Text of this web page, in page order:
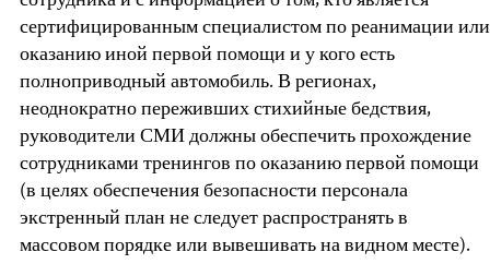
сертифицированным специалистом по реанимации или
оказанию иной первой помощи и у кого есть
полноприводный автомобиль. В регионах,
неоднократно переживших стихийные бедствия,
руководители СМИ должны обеспечить прохождение
сотрудниками тренингов по оказанию первой помощи
(в целях обеспечения безопасности персонала
экстренный план не следует распространять в
массовом порядке или вывешивать на видном месте).